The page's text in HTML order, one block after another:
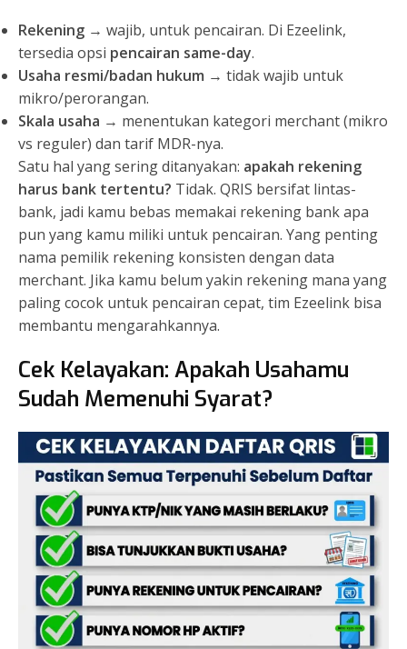
Rekening → wajib, untuk pencairan. Di Ezeelink,
tersedia opsi pencairan same-day.
Usaha resmi/badan hukum → tidak wajib untuk
mikro/perorangan.
Skala usaha → menentukan kategori merchant (mikro
vs reguler) dan tarif MDR-nya.
Satu hal yang sering ditanyakan: apakah rekening
harus bank tertentu? Tidak. QRIS bersifat lintas-
bank, jadi kamu bebas memakai rekening bank apa
pun yang kamu miliki untuk pencairan. Yang penting
nama pemilik rekening konsisten dengan data
merchant. Jika kamu belum yakin rekening mana yang
paling cocok untuk pencairan cepat, tim Ezeelink bisa
membantu mengarahkannya.
Cek Kelayakan: Apakah Usahamu
Sudah Memenuhi Syarat?